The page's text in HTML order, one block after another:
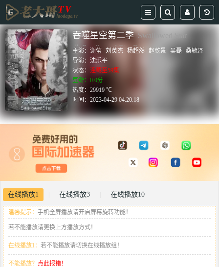
吞噬星空第二季Swallowed Star
Ⅱ,Swallowed Star Season
主演：谢莹 刘英杰 杨超然 赵乾景 吴磊 桑毓泽
导演：沈乐平
状态：连载至59集
豆瓣：0.0分
热度：29919 ℃
时间：2023-04-29 04:20:18
在线播放1 在线播放3 在线播放10
温馨提示： 手机全屏播放请开启屏幕旋转功能！
若不能播放请更换上方播放方式！
在线播放1： 若不能播放请切换在线播放组！
不能播放？ 点此报错！